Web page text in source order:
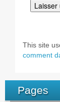
This site
comment
Pages